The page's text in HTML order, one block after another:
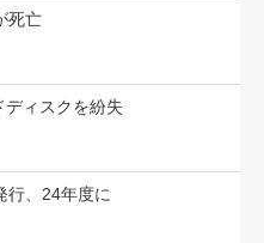
死亡
ィスクを紛失
行、24年度に